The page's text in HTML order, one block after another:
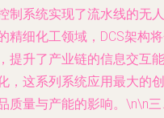
制系统实现了流水线的无人
精细化工领域，DCS架构
提升了产业链的信息交互能
，这系列系统应用最大的创
质量与产能的影响。\n\n